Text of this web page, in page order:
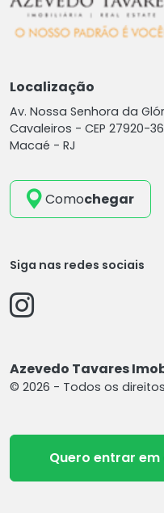
Localização
Av. Nossa Senhora da
Cavaleiros - CEP 27920-
Macaé - RJ
Comochegar
Siga nas redes sociais
Azevedo Tavares
© 2026 - Todos os
Quero entrar